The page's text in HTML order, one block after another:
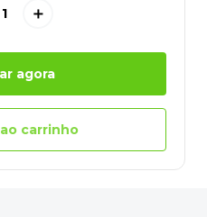
＋
agora
carrinho